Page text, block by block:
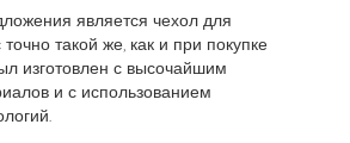
является чехол для
точно такой же, как и при покупке
изготовлен с высочайшим
и с использованием